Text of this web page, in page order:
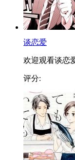
谈恋爱
欢迎观看谈恋
评分: